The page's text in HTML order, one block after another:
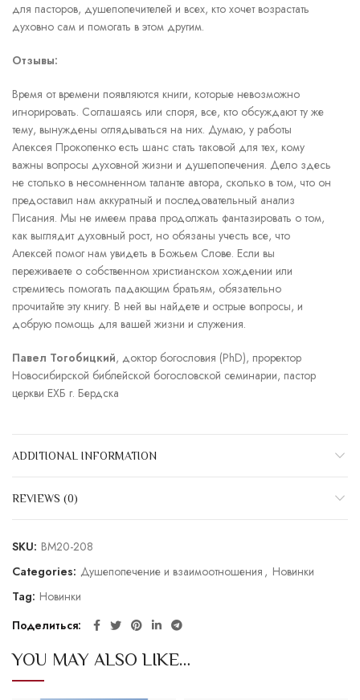
для пасторов, душепопечителей и всех, кто хочет возрастать
духовно сам и помогать в этом другим.
Отзывы:
Время от времени появляются книги, которые невозможно
игнорировать. Соглашаясь или споря, все, кто обсуждают ту же
тему, вынуждены оглядываться на них. Думаю, у работы
Алексея Прокопенко есть шанс стать таковой для тех, кому
важны вопросы духовной жизни и душепопечения. Дело здесь
не столько в несомненном таланте автора, сколько в том, что он
предоставил нам аккуратный и последовательный анализ
Писания. Мы не имеем права продолжать фантазировать о том,
как выглядит духовный рост, но обязаны учесть все, что
Алексей помог нам увидеть в Божьем Слове. Если вы
переживаете о собственном христианском хождении или
стремитесь помогать падающим братьям, обязательно
прочитайте эту книгу. В ней вы найдете и острые вопросы, и
добрую помощь для вашей жизни и служения.
Павел Тогобицкий, доктор богословия (PhD), проректор
Новосибирской библейской богословской семинарии, пастор
церкви ЕХБ г. Бердска
ADDITIONAL INFORMATION
REVIEWS (0)
SKU: BM20-208
Categories: Душепопечение и взаимоотношения , Новинки
Tag: Новинки
Поделиться
YOU MAY ALSO LIKE…